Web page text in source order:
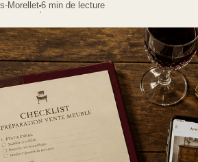
Morellet
·
6 min de lecture